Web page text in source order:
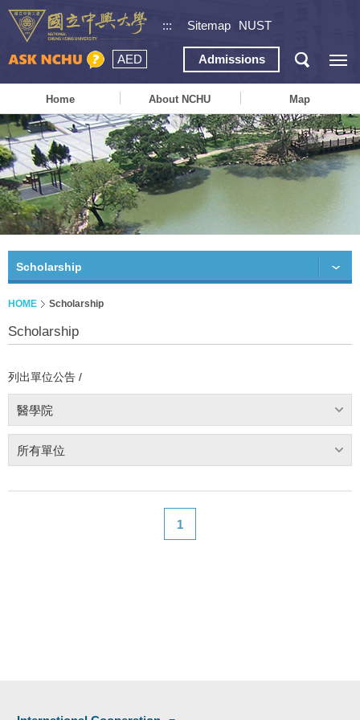
::: Sitemap NUST
AED Admissions
Home About NCHU Map
Scholarship
HOME Scholarship
Scholarship
列出單位公告 /
醫學院
所有單位
1